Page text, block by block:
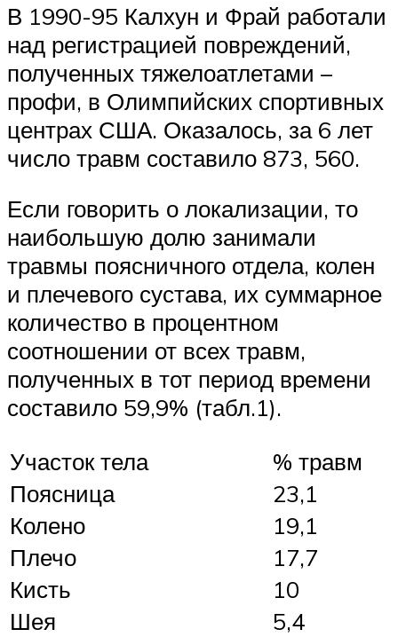
В 1990-95 Калхун и Фрай работали
над регистрацией повреждений,
полученных тяжелоатлетами –
профи, в Олимпийских спортивных
центрах США. Оказалось, за 6 лет
число травм составило 873, 560.
Если говорить о локализации, то
наибольшую долю занимали
травмы поясничного отдела, колен
и плечевого сустава, их суммарное
количество в процентном
соотношении от всех травм,
полученных в тот период времени
составило 59,9% (табл.1).
Участок тела
% травм
Поясница
23,1
Колено
19,1
Плечо
17,7
Кисть
10
Шея
5,4